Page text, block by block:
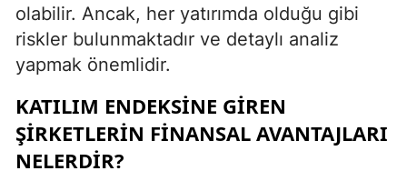
olabilir. Ancak, her yatırımda olduğu gibi
riskler bulunmaktadır ve detaylı analiz
yapmak önemlidir.
KATILIM ENDEKSINE GIREN
ŞIRKETLERIN FINANSAL AVANTAJLARI
NELERDIR?